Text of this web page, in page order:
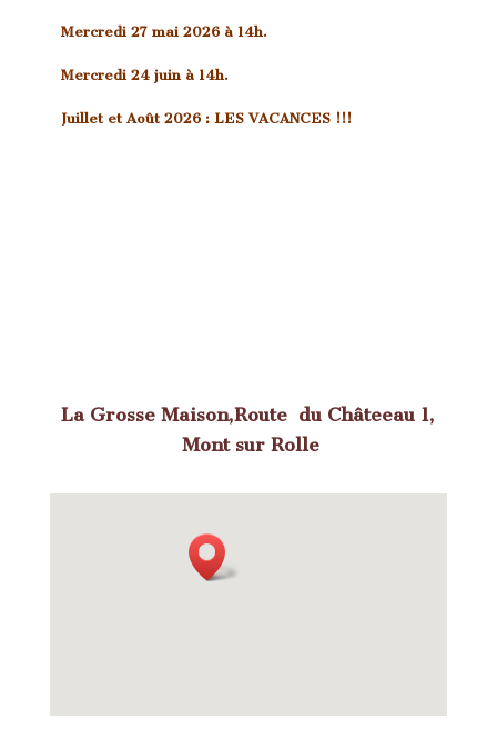
Mercredi 27 mai 2026 à 14h.
Mercredi 24 juin à 14h.
Juillet et Août 2026 : LES VACANCES !!!
La Grosse Maison,Route du Châteeau 1,
Mont sur Rolle